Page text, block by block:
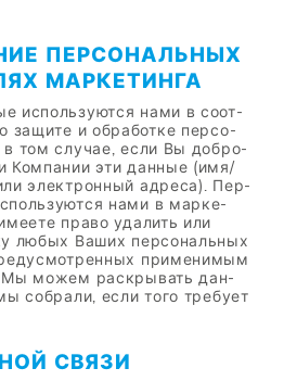
ПЕР­СО­НАЛЬ­НЫХ
МАР­КЕ­ТИН­ГА
ис­поль­зу­ют­ся нами в со­от­
за­щи­те и об­ра­бот­ке пер­со­
том слу­чае, если Вы доб­ро­
Ком­па­нии эти дан­ные (имя/​
элек­трон­ный ад­ре­са). Пер­
нами в мар­ке­
пра­во уда­лить или
лю­бых Ва­ших пер­со­наль­ных
при­ме­ни­мым
Мы мо­жем рас­кры­вать дан­
со­бра­ли, если того тре­бу­ет
СВЯ­ЗИ